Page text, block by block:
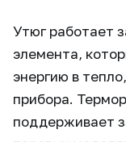
Утюг работает
элемента,
энергию в
прибора.
поддерживает